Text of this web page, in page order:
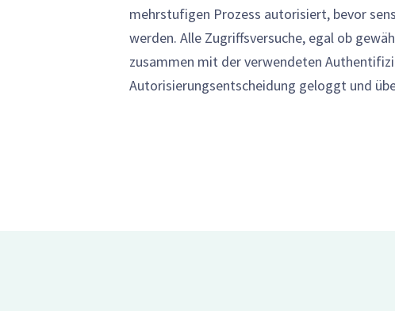
mehrstufigen Prozess autorisiert, bevor
werden. Alle Zugriffsversuche, egal ob
zusammen mit der verwendeten
Autorisierungsentscheidung geloggt und